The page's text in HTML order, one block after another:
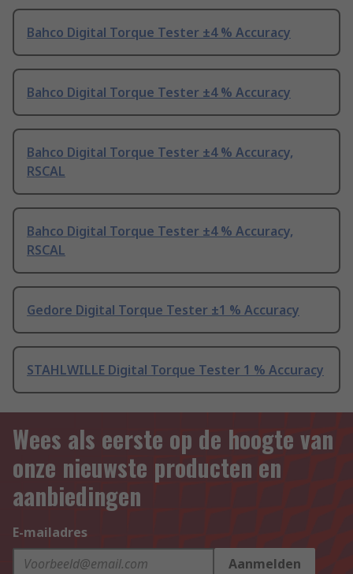
Bahco Digital Torque Tester ±4 % Accuracy
Bahco Digital Torque Tester ±4 % Accuracy
Bahco Digital Torque Tester ±4 % Accuracy,
RSCAL
Bahco Digital Torque Tester ±4 % Accuracy,
RSCAL
Gedore Digital Torque Tester ±1 % Accuracy
STAHLWILLE Digital Torque Tester 1 % Accuracy
Wees als eerste op de hoogte van
onze nieuwste producten en
aanbiedingen
E-mailadres
Aanmelden